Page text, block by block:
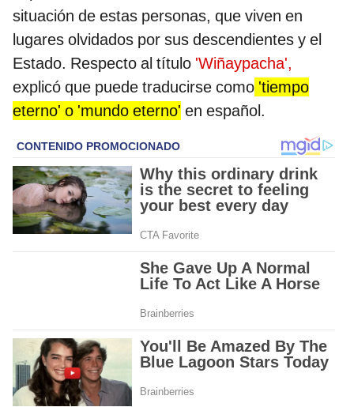
situación de estas personas, que viven en
lugares olvidados por sus descendientes y el
Estado. Respecto al título 'Wiñaypacha',
explicó que puede traducirse como 'tiempo
eterno' o 'mundo eterno' en español.